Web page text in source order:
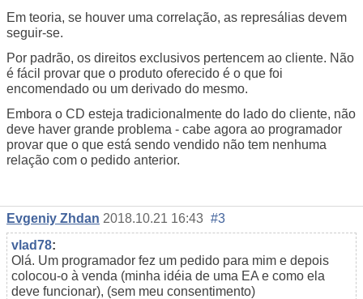
Em teoria, se houver uma correlação, as represálias devem
seguir-se.
Por padrão, os direitos exclusivos pertencem ao cliente. Não
é fácil provar que o produto oferecido é o que foi
encomendado ou um derivado do mesmo.
Embora o CD esteja tradicionalmente do lado do cliente, não
deve haver grande problema - cabe agora ao programador
provar que o que está sendo vendido não tem nenhuma
relação com o pedido anterior.
Evgeniy Zhdan 2018.10.21 16:43 #3
vlad78:
Olá. Um programador fez um pedido para mim e depois
colocou-o à venda (minha idéia de uma EA e como ela
deve funcionar), (sem meu consentimento)